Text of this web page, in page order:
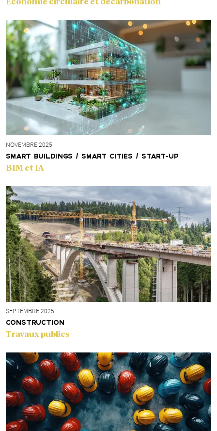
NOVEMBRE 2025
SMART BUILDINGS / SMART CITIES / START-UP
BIM et IA
SEPTEMBRE 2025
CONSTRUCTION
Travaux publics